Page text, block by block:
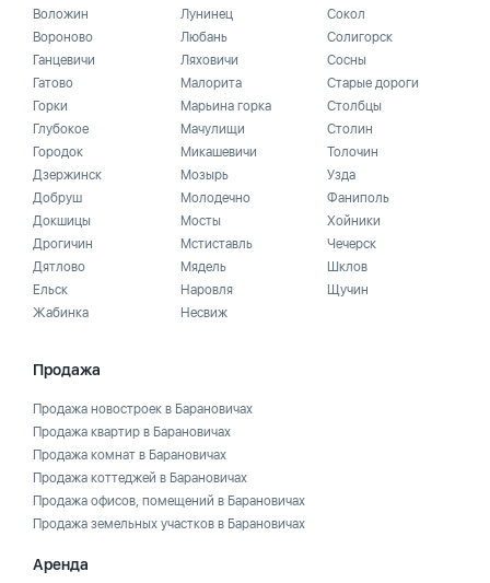
Воложин
Вороново
Ганцевичи
Гатово
Горки
Глубокое
Городок
Дзержинск
Добруш
Докшицы
Дрогичин
Дятлово
Ельск
Жабинка
Лунинец
Любань
Ляховичи
Малорита
Марьина горка
Мачулищи
Микашевичи
Мозырь
Молодечно
Мосты
Мстиставль
Мядель
Наровля
Несвиж
Сокол
Солигорск
Сосны
Старые дороги
Столбцы
Столин
Толочин
Узда
Фаниполь
Хойники
Чечерск
Шклов
Щучин
Продажа
Продажа новостроек в Барановичах
Продажа квартир в Барановичах
Продажа комнат в Барановичах
Продажа коттеджей в Барановичах
Продажа офисов, помещений в Барановичах
Продажа земельных участков в Барановичах
Аренда